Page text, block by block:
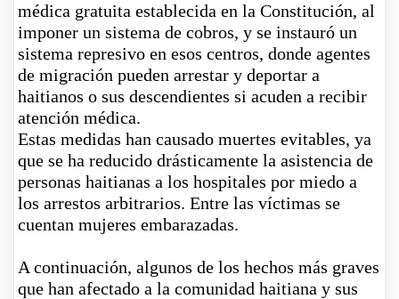
médica gratuita establecida en la Constitución, al
imponer un sistema de cobros, y se instauró un
sistema represivo en esos centros, donde agentes
de migración pueden arrestar y deportar a
haitianos o sus descendientes si acuden a recibir
atención médica.
Estas medidas han causado muertes evitables, ya
que se ha reducido drásticamente la asistencia de
personas haitianas a los hospitales por miedo a
los arrestos arbitrarios. Entre las víctimas se
cuentan mujeres embarazadas.
A continuación, algunos de los hechos más graves
que han afectado a la comunidad haitiana y sus